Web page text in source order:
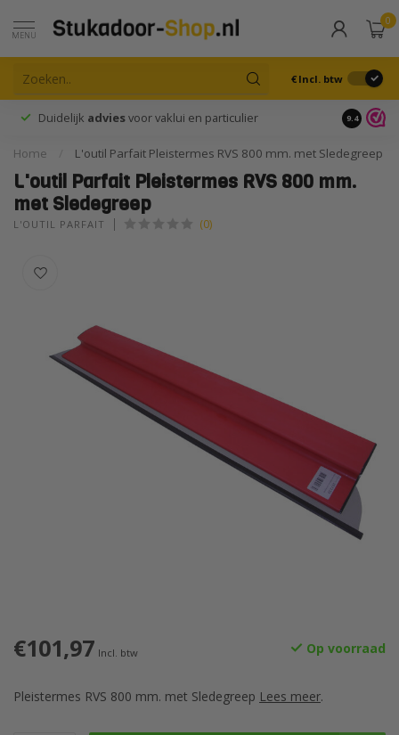
MENU
0
€ Incl. btw
Duidelijk adviesvoor vaklui en particulier 9.4
Home L'outil Parfait Pleistermes RVS 800 mm. met Sledegreep
L'outil Parfait Pleistermes RVS 800 mm.
met Sledegreep
L'OUTIL PARFAIT (0)
€101,97 Incl. btw Op voorraad
Pleistermes RVS 800 mm. met Sledegreep Lees meer.